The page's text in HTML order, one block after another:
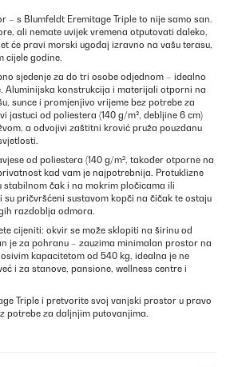
– s Blumfeldt Eremitage Triple to nije samo san.
ali nemate uvijek vremena otputovati daleko,
će pravi morski ugođaj izravno na vašu terasu,
cijele godine.
sjedenje za do tri osobe odjednom – idealno
Aluminijska konstrukcija i materijali otporni na
sunce i promjenjivo vrijeme bez potrebe za
jastuci od poliestera (140 g/m², debljine 6 cm)
a odvojivi zaštitni krović pruža pouzdanu
od poliestera (140 g/m², također otporne na
kad vam je najpotrebnija. Protuklizne
stabilnom čak i na mokrim pločicama ili
su pričvršćeni sustavom kopči na čičak te ostaju
razdoblja odmora.
cijeniti: okvir se može sklopiti na širinu od
je za pohranu – zauzima minimalan prostor na
kapacitetom od 540 kg, idealna je ne
i za stanove, pansione, wellness centre i
Triple i pretvorite svoj vanjski prostor u pravo
potrebe za daljnjim putovanjima.